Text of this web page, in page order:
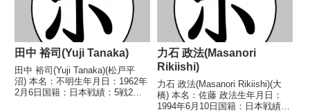
田中 裕司(Yuji Tanaka)
田中 裕司(Yuji Tanaka)(松戸平
沼) 本名：不明生年月日：1962年
2月6日国籍：日本戦績：5戦2勝2
力石 政法(Masanori
Rikiishi)
力石 政法(Masanori Rikiishi)(大
橋) 本名：佐藤 政法生年月日：
1994年6月10日国籍：日本戦績：